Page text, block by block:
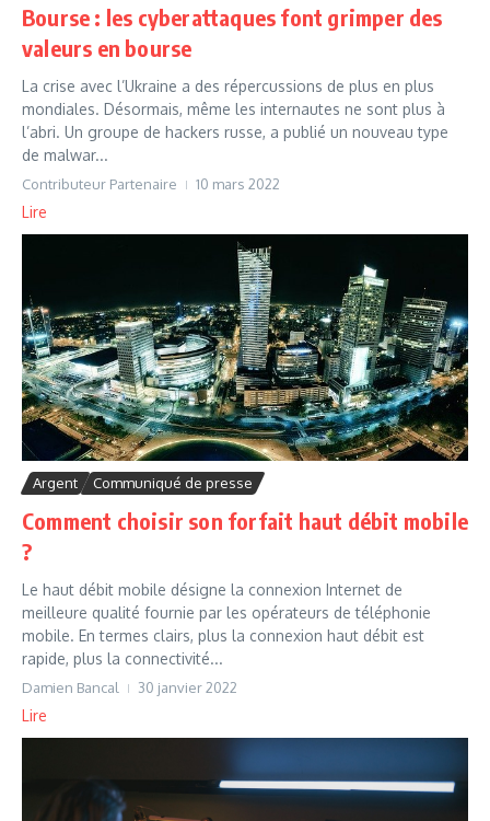
Bourse : les cyberattaques font grimper des
valeurs en bourse
La crise avec l’Ukraine a des répercussions de plus en plus
mondiales. Désormais, même les internautes ne sont plus à
l’abri. Un groupe de hackers russe, a publié un nouveau type
de malwar...
Contributeur Partenaire 10 mars 2022
Lire
Argent Communiqué de presse
Comment choisir son forfait haut débit mobile
?
Le haut débit mobile désigne la connexion Internet de
meilleure qualité fournie par les opérateurs de téléphonie
mobile. En termes clairs, plus la connexion haut débit est
rapide, plus la connectivité...
Damien Bancal 30 janvier 2022
Lire